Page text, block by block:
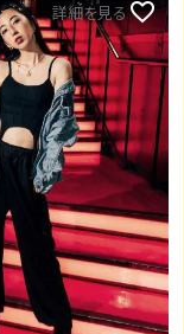
詳細を見る